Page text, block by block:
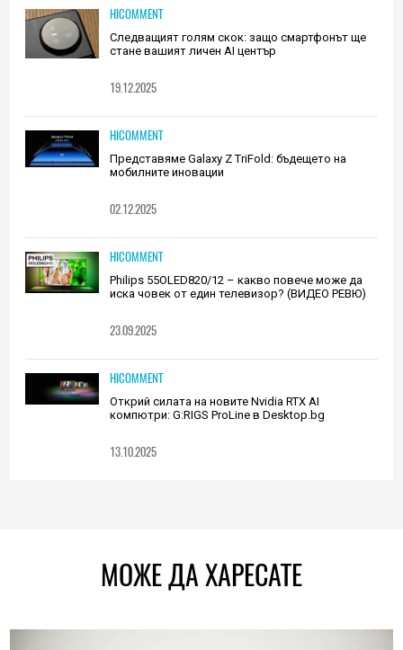
HICOMMENT
Следващият голям скок: защо смартфонът ще
стане вашият личен AI център
19.12.2025
HICOMMENT
Представяме Galaxy Z TriFold: бъдещето на
мобилните иновации
02.12.2025
HICOMMENT
Philips 55OLED820/12 – какво повече може да
иска човек от един телевизор? (ВИДЕО РЕВЮ)
23.09.2025
HICOMMENT
Открий силата на новите Nvidia RTX AI
компютри: G:RIGS ProLine в Desktop.bg
13.10.2025
МОЖЕ ДА ХАРЕСАТЕ